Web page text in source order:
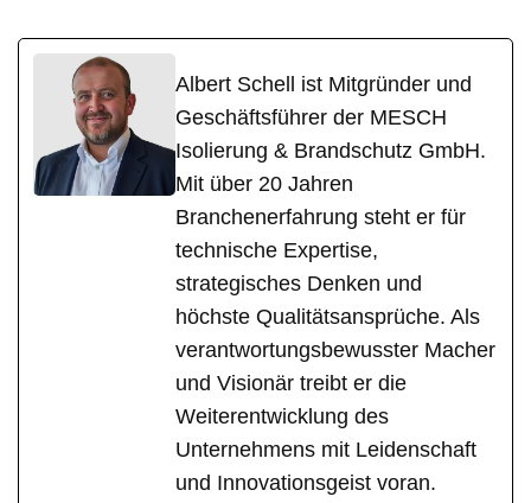
Albert Schell ist Mitgründer und
Geschäftsführer der MESCH
Isolierung & Brandschutz GmbH.
Mit über 20 Jahren
Branchenerfahrung steht er für
technische Expertise,
strategisches Denken und
höchste Qualitätsansprüche. Als
verantwortungsbewusster Macher
und Visionär treibt er die
Weiterentwicklung des
Unternehmens mit Leidenschaft
und Innovationsgeist voran.